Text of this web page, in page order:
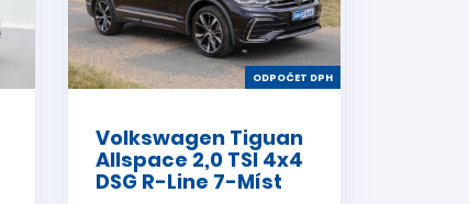
ODPOČET DPH
Volkswagen Tiguan
Allspace 2,0 TSI 4x4
DSG R-Line 7-Míst